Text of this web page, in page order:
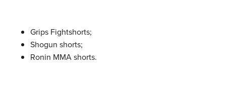
Grips Fightshorts;
Shogun shorts;
Ronin MMA shorts.